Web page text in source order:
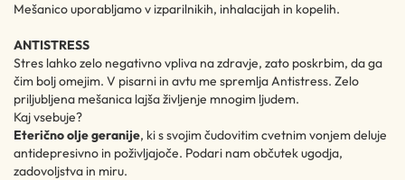
Mešanico uporabljamo v izparilnikih, inhalacijah in kopelih.
ANTISTRESS
Stres lahko zelo negativno vpliva na zdravje, zato poskrbim, da ga
čim bolj omejim. V pisarni in avtu me spremlja Antistress. Zelo
priljubljena mešanica lajša življenje mnogim ljudem.
Kaj vsebuje?
Eterično olje geranije, ki s svojim čudovitim cvetnim vonjem deluje
antidepresivno in poživljajoče. Podari nam občutek ugodja,
zadovoljstva in miru.